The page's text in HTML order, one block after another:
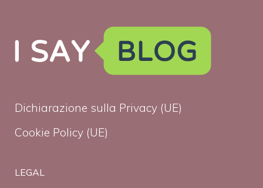
Dichiarazione sulla Privacy (UE)
Cookie Policy (UE)
LEGAL